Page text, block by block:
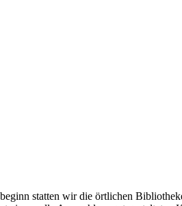
statten wir die örtlichen